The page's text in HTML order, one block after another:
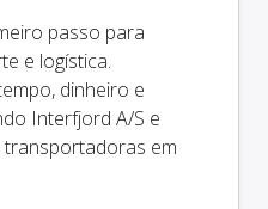
passo para
e logística.
dinheiro e
Interfjord A/S e
em